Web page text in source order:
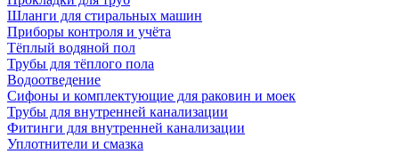
Шланги для стиральных машин
Приборы контроля и учёта
Тёплый водяной пол
Трубы для тёплого пола
Водоотведение
Сифоны и комплектующие для раковин и моек
Трубы для внутренней канализации
Фитинги для внутренней канализации
Уплотнители и смазка